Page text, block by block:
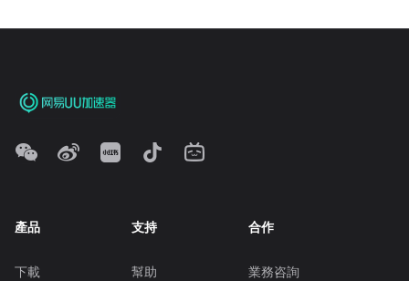
產品
下載
支持
幫助
合作
業務咨詢